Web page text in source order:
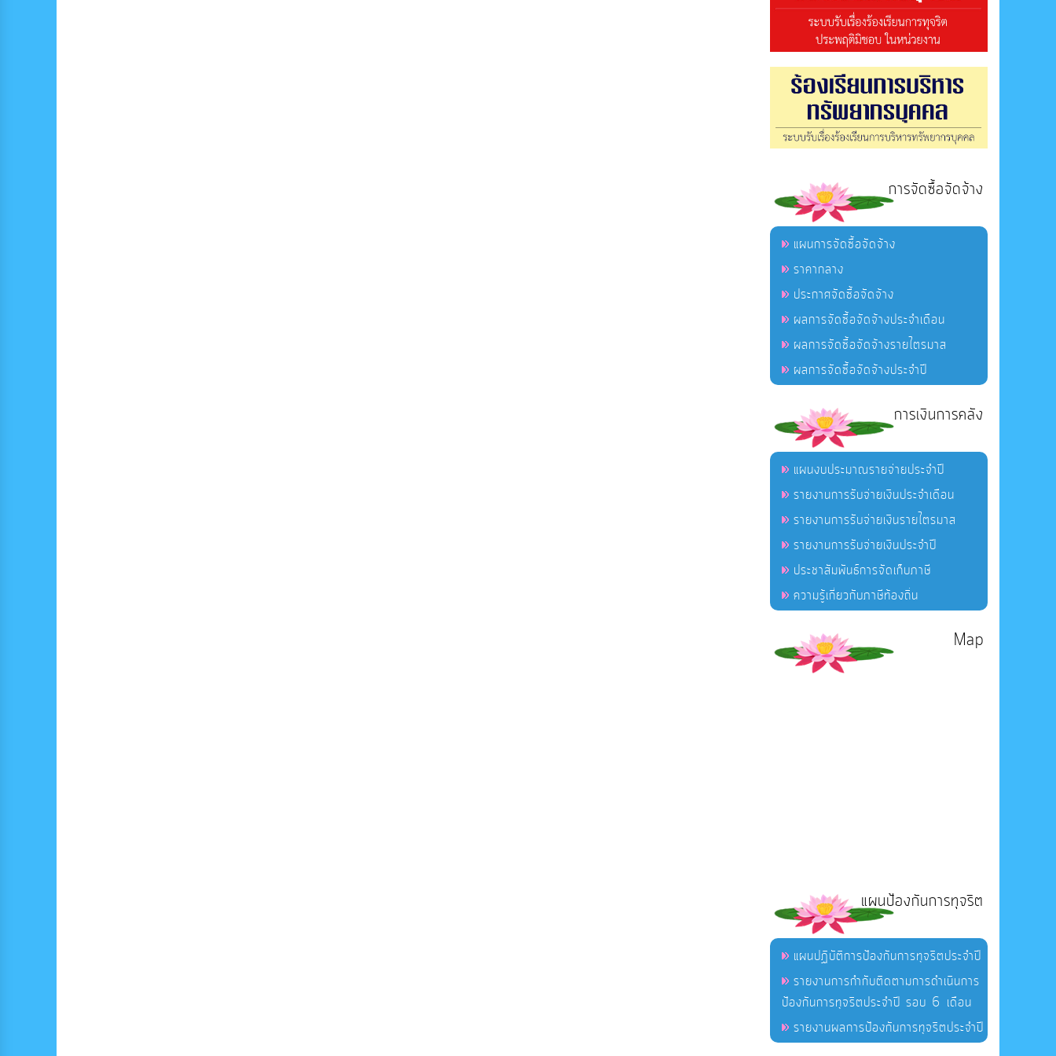
การจัดซื้อจัดจ้าง
แผนการจัดซื้อจัดจ้าง
ราคากลาง
ประกาศจัดซื้อจัดจ้าง
ผลการจัดซื้อจัดจ้างประจำเดือน
ผลการจัดซื้อจัดจ้างรายไตรมาส
ผลการจัดซื้อจัดจ้างประจำปี
การเงินการคลัง
แผนงบประมาณรายจ่ายประจำปี
รายงานการรับจ่ายเงินประจำเดือน
รายงานการรับจ่ายเงินรายไตรมาส
รายงานการรับจ่ายเงินประจำปี
ประชาสัมพันธ์การจัดเก็บภาษี
ความรู้เกี่ยวกับภาษีท้องถิ่น
Map
แผนป้องกันการทุจริต
แผนปฏิบัติการป้องกันการทุจริตประจำปี
รายงานการกำกับติดตามการดำเนินการ
ป้องกันการทุจริตประจำปี รอบ 6 เดือน
รายงานผลการป้องกันการทุจริตประจำปี